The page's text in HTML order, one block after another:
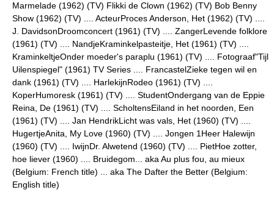
Marmelade (1962) (TV) Flikki de Clown (1962) (TV) Bob Benny
Show (1962) (TV) .... ActeurProces Anderson, Het (1962) (TV) ....
J. DavidsonDroomconcert (1961) (TV) .... ZangerLevende folklore
(1961) (TV) .... NandjeKraminkelpasteitje, Het (1961) (TV) ....
KraminkeltjeOnder moeder's paraplu (1961) (TV) .... Fotograaf"Tijl
Uilenspiegel" (1961) TV Series .... FrancastelZieke tegen wil en
dank (1961) (TV) .... HarlekijnRodeo (1961) (TV) ....
KoperHumoresk (1961) (TV) .... StudentOndergang van de Eppie
Reina, De (1961) (TV) .... ScholtensEiland in het noorden, Een
(1961) (TV) .... Jan HendrikLicht was vals, Het (1960) (TV) ....
HugertjeAnita, My Love (1960) (TV) .... Jongen 1Heer Halewijn
(1960) (TV) .... IwijnDr. Alwetend (1960) (TV) .... PietHoe zotter,
hoe liever (1960) .... Bruidegom... aka Au plus fou, au mieux
(Belgium: French title) ... aka The Dafter the Better (Belgium:
English title)